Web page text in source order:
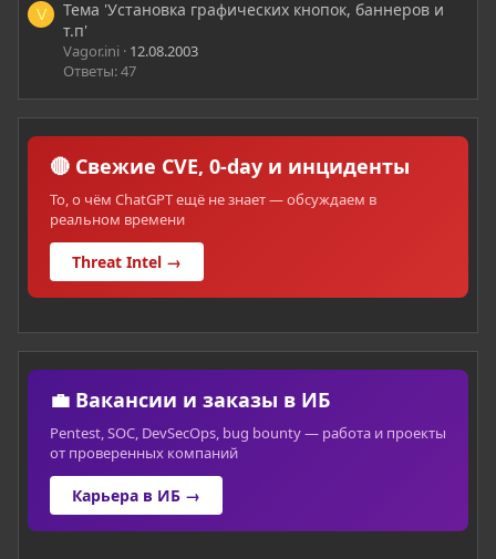
V
Тема 'Установка графических кнопок, баннеров и
т.п'
Vagor.ini
12.08.2003
Ответы: 47
🔴 Свежие CVE, 0-day и инциденты
То, о чём ChatGPT ещё не знает — обсуждаем в
реальном времени
Threat Intel →
💼 Вакансии и заказы в ИБ
Pentest, SOC, DevSecOps, bug bounty — работа и проекты
от проверенных компаний
Карьера в ИБ →